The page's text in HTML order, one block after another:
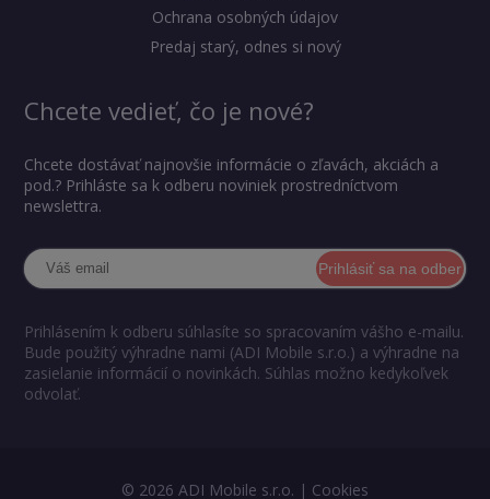
Ochrana osobných údajov
Predaj starý, odnes si nový
Chcete vedieť, čo je nové?
Chcete dostávať najnovšie informácie o zľavách, akciách a
pod.? Prihláste sa k odberu noviniek prostredníctvom
newslettra.
Prihlásiť sa na odber
Prihlásením k odberu súhlasíte so spracovaním vášho e-mailu.
Bude použitý výhradne nami (ADI Mobile s.r.o.) a výhradne na
zasielanie informácií o novinkách. Súhlas možno kedykoľvek
odvolať.
© 2026 ADI Mobile s.r.o. | Cookies